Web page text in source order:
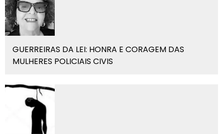
GUERREIRAS DA LEI: HONRA E CORAGEM DAS
MULHERES POLICIAIS CIVIS